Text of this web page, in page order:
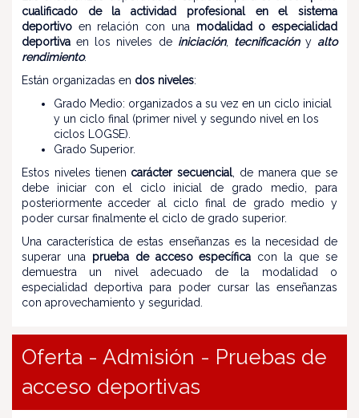
cualificado de la actividad profesional en el sistema
deportivo en relación con una modalidad o especialidad
deportiva en los niveles de iniciación, tecnificación y alto
rendimiento.
Están organizadas en dos niveles:
Grado Medio: organizados a su vez en un ciclo inicial
y un ciclo final (primer nivel y segundo nivel en los
ciclos LOGSE).
Grado Superior.
Estos niveles tienen carácter secuencial, de manera que se
debe iniciar con el ciclo inicial de grado medio, para
posteriormente acceder al ciclo final de grado medio y
poder cursar finalmente el ciclo de grado superior.
Una característica de estas enseñanzas es la necesidad de
superar una prueba de acceso específica con la que se
demuestra un nivel adecuado de la modalidad o
especialidad deportiva para poder cursar las enseñanzas
con aprovechamiento y seguridad.
Oferta - Admisión - Pruebas de
acceso deportivas